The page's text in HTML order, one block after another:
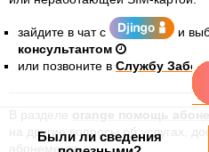
зайдите в чат с и
консультантом
или позвоните в Службу
В разделе orange помощь
на другие вопросы об услугах,
абонементе.
Были ли сведения